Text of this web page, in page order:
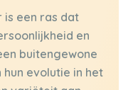
is een ras dat
en
buitengewone
hun evolutie in het